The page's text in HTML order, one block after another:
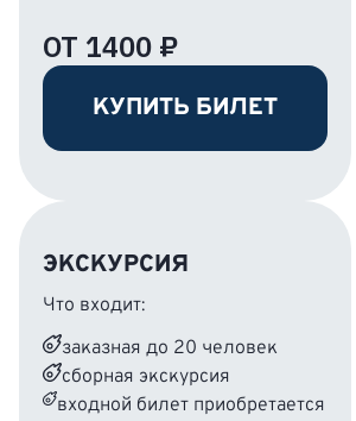
ОТ 1400 ₽
КУПИТЬ БИЛЕТ
ЭКСКУРСИЯ
Что входит:
заказная до 20 человек
сборная экскурсия
входной билет приобретается